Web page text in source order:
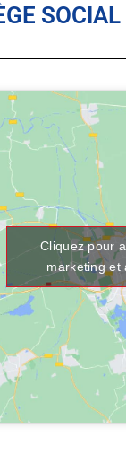
SOCIAL
Cliquez pour
marketing et